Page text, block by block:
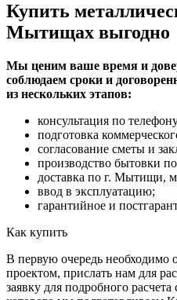
Купить
Мытищах выгодно
Мы ценим ваше время и
соблюдаем сроки и
из нескольких этапов:
консультация по
подготовка
согласование сметы и
производство бытовки
доставка по г. Мытищи,
ввод в эксплуатацию;
гарантийное и
Как купить
В первую очередь необходимо
проектом, прислать нам для
заявку для подробного